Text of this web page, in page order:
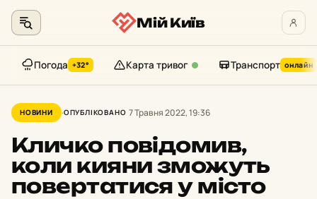
до
контенту
Мій Київ
Погода +32° Карта тривог Транспорт онлайн
НОВИНИ ОПУБЛІКОВАНО 7 Травня 2022, 19:36
Кличко повідомив,
коли кияни зможуть
повертатися у місто